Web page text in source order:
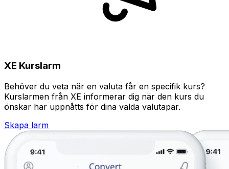
XE Kurslarm
Behöver du veta när en valuta får en specifik kurs?
Kurslarmen från XE informerar dig när den kurs du
önskar har uppnåtts för dina valda valutapar.
Skapa larm